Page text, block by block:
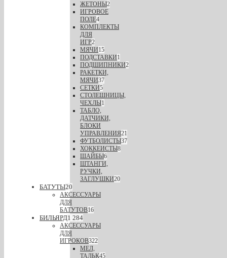
ЖЕТОНЫ2
ИГРОВОЕ
ПОЛЕ4
КОМПЛЕКТЫ
ДЛЯ
ИГР2
МЯЧИ15
ПОДСТАВКИ1
ПОДШИПНИКИ2
РАКЕТКИ,
МЯЧИ37
СЕТКИ5
СТОЛЕШНИЦЫ,
ЧЕХЛЫ1
ТАБЛО,
ДАТЧИКИ,
БЛОКИ
УПРАВЛЕНИЯ21
ФУТБОЛИСТЫ37
ХОККЕИСТЫ8
ШАЙБЫ6
ШТАНГИ,
РУЧКИ,
ЗАГЛУШКИ20
БАТУТЫ20
АКСЕССУАРЫ
ДЛЯ
БАТУТОВ16
БИЛЬЯРД1 284
АКСЕССУАРЫ
ДЛЯ
ИГРОКОВ322
МЕЛ,
ТАЛЬК45